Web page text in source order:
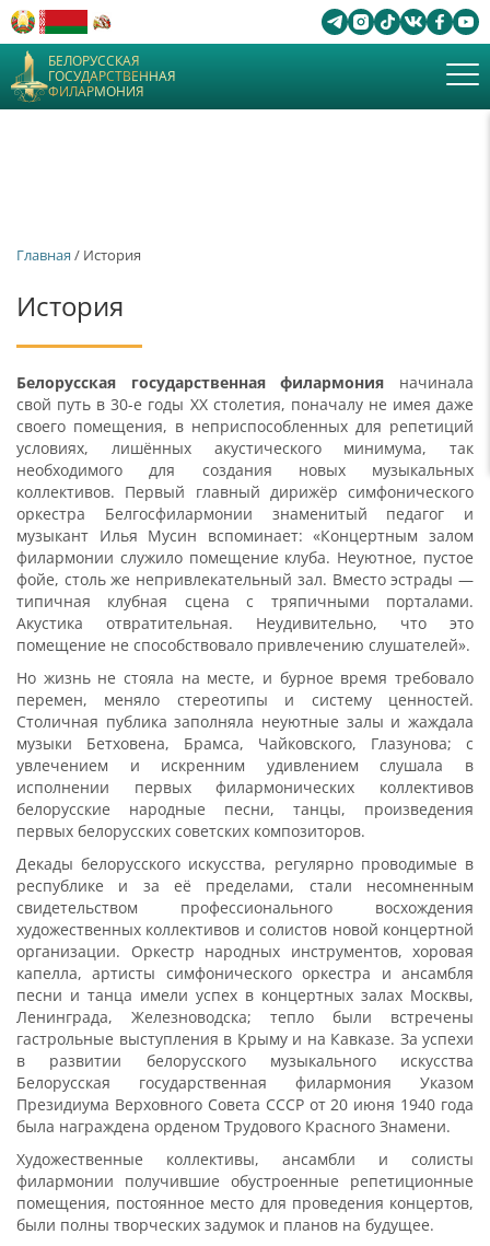
БЕЛОРУССКАЯ
ГОСУДАРСТВЕННАЯ
ФИЛАРМОНИЯ
Главная / История
История
Белорусская государственная филармония начинала
свой путь в 30-е годы ХХ столетия, поначалу не имея даже
своего помещения, в неприспособленных для репетиций
условиях, лишённых акустического минимума, так
необходимого для создания новых музыкальных
коллективов. Первый главный дирижёр симфонического
оркестра Белгосфилармонии знаменитый педагог и
музыкант Илья Мусин вспоминает: «Концертным залом
филармонии служило помещение клуба. Неуютное, пустое
фойе, столь же непривлекательный зал. Вместо эстрады —
типичная клубная сцена с тряпичными порталами.
Акустика отвратительная. Неудивительно, что это
помещение не способствовало привлечению слушателей».
Но жизнь не стояла на месте, и бурное время требовало
перемен, меняло стереотипы и систему ценностей.
Столичная публика заполняла неуютные залы и жаждала
музыки Бетховена, Брамса, Чайковского, Глазунова; с
увлечением и искренним удивлением слушала в
исполнении первых филармонических коллективов
белорусские народные песни, танцы, произведения
первых белорусских советских композиторов.
Декады белорусского искусства, регулярно проводимые в
республике и за её пределами, стали несомненным
свидетельством профессионального восхождения
художественных коллективов и солистов новой концертной
организации. Оркестр народных инструментов, хоровая
капелла, артисты симфонического оркестра и ансамбля
песни и танца имели успех в концертных залах Москвы,
Ленинграда, Железноводска; тепло были встречены
гастрольные выступления в Крыму и на Кавказе. За успехи
в развитии белорусского музыкального искусства
Белорусская государственная филармония Указом
Президиума Верховного Совета СССР от 20 июня 1940 года
была награждена орденом Трудового Красного Знамени.
Художественные коллективы, ансамбли и солисты
филармонии получившие обустроенные репетиционные
помещения, постоянное место для проведения концертов,
были полны творческих задумок и планов на будущее.